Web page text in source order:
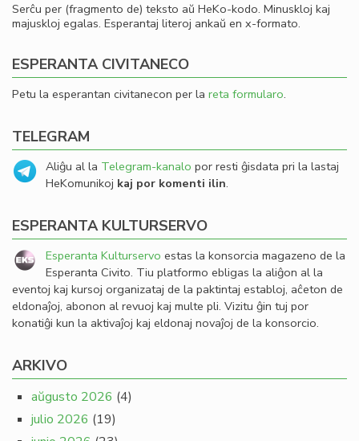
Serĉu per (fragmento de) teksto aŭ HeKo-kodo. Minuskloj kaj
majuskloj egalas. Esperantaj literoj ankaŭ en x-formato.
ESPERANTA CIVITANECO
Petu la esperantan civitanecon per la reta formularo.
TELEGRAM
Aliĝu al la Telegram-kanalo por resti ĝisdata pri la lastaj
HeKomunikoj kaj por komenti ilin.
ESPERANTA KULTURSERVO
Esperanta Kulturservo estas la konsorcia magazeno de la
Esperanta Civito. Tiu platformo ebligas la aliĝon al la
eventoj kaj kursoj organizataj de la paktintaj establoj, aĉeton de
eldonaĵoj, abonon al revuoj kaj multe pli. Vizitu ĝin tuj por
konatiĝi kun la aktivaĵoj kaj eldonaj novaĵoj de la konsorcio.
ARKIVO
aŭgusto 2026 (4)
julio 2026 (19)